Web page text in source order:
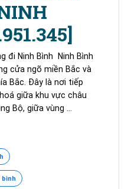
đi Ninh Bình Ninh Bình
cửa ngõ miền Bắc và
Bắc. Đây là nơi tiếp
giữa khu vực châu
Bộ, giữa vùng …
bình